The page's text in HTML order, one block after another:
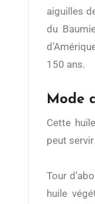
aiguilles
du
150 ans.
Mode
Cette
peut
Tour
huile